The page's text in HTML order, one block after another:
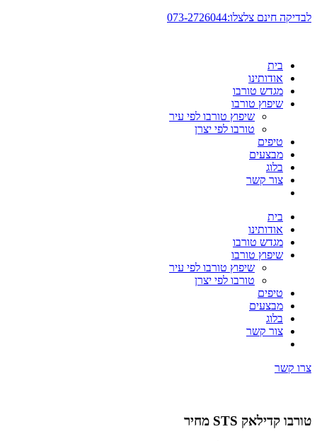
דלג
לבדיקה חינם צלצלו:073-2726044
בית
אודותינו
מגדש טורבו
שיפוץ טורבו
שיפוץ טורבו לפי עיר
טורבו לפי יצרן
טיפים
מבצעים
בלוג
צור קשר
בית
אודותינו
מגדש טורבו
שיפוץ טורבו
שיפוץ טורבו לפי עיר
טורבו לפי יצרן
טיפים
מבצעים
בלוג
צור קשר
צרו קשר
טורבו קדילאק STS מחיר